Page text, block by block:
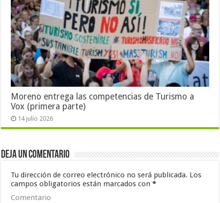
Moreno entrega las competencias de Turismo a
Vox (primera parte)
14 julio 2026
Deja un comentario
Tu dirección de correo electrónico no será publicada. Los
campos obligatorios están marcados con*
Comentario